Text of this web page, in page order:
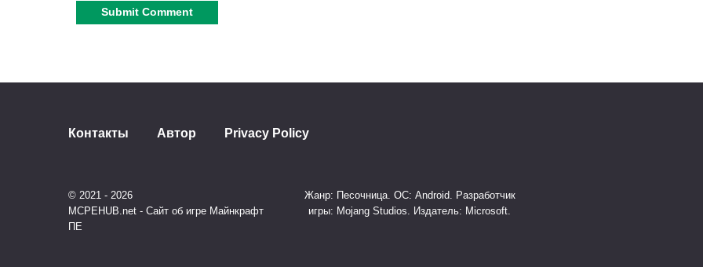
Для создателей модов добавили
боитесь неполадок, скачайте этот тестовый билд и помогите разработчикам улучшить игру.
Контакты Автор Privacy Policy
© 2021 - 2026
MCPEHUB.net - Сайт об игре Майнкрафт
ПЕ
Жанр: Песочница. ОС: Android. Разработчик
игры: Mojang Studios. Издатель: Microsoft.